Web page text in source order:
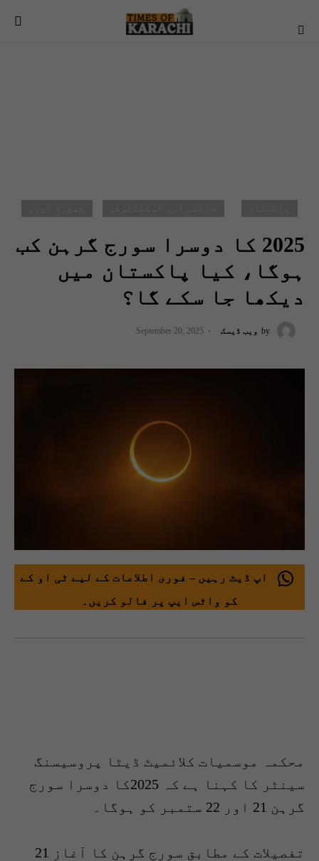
2025 کا دوسرا سورج گرہن کب
ہوگا، کیا پاکستان میں
دیکھا جا سکے گا؟
by ویب ڈیسک September 20, 2025
اپ ڈیٹ رہیں – فوری اطلاعات کے لیے ٹی او کے
کو واٹس ایپ پر فالو کریں۔
محکمہ موسمیات کلائمیٹ ڈیٹا پروسیسنگ
سینٹر کا کہنا ہے کہ 2025کا دوسرا سورج
گرہن 21 اور 22 ستمبر کو ہوگا۔
تفصیلات کے مطابق سورج گرہن کا آغاز 21